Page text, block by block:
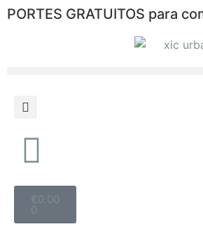
PORTES GRATUITOS para
€0.00
0